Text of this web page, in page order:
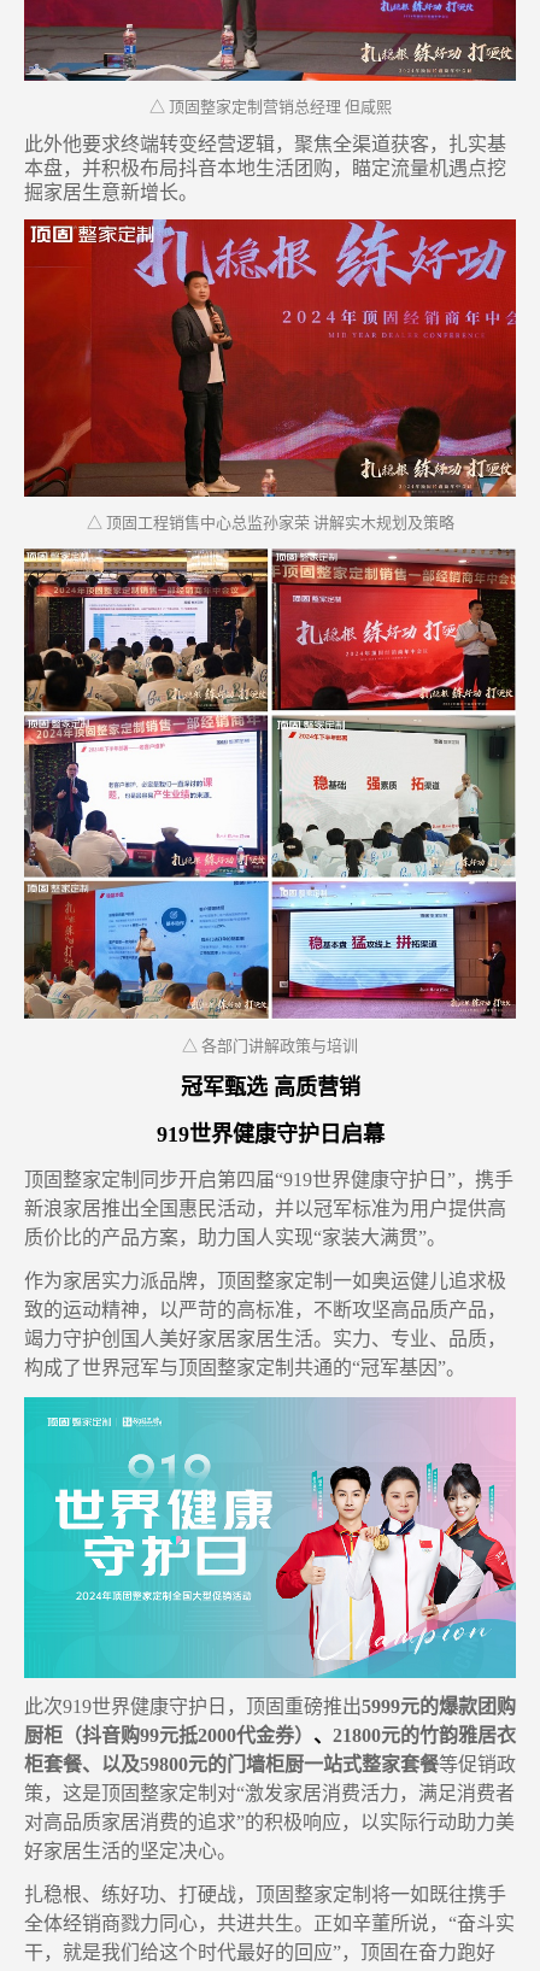
△ 顶固整家定制营销总经理 但咸熙
此外他要求终端转变经营逻辑，聚焦全渠道获客，扎实基
本盘，并积极布局抖音本地生活团购，瞄定流量机遇点挖
掘家居生意新增长。
△ 顶固工程销售中心总监孙家荣 讲解实木规划及策略
△ 各部门讲解政策与培训
冠军甄选 高质营销
919世界健康守护日启幕
顶固整家定制同步开启第四届“919世界健康守护日 ”， 携手
新浪家居推出全国惠民活动 ， 并以冠军标准为用户提供高
质价比的产品方案， 助力国人实现“家装大满贯”。
作为家居实力派品牌， 顶固整家定制 一如奥运健儿追求极
致的运动精神， 以严苛的高标准， 不断攻坚高品质产品 ，
竭力守护创 国人美好家居家居生活。实力、专业、品质，
构成了世界冠军与 顶固整家定制 共通的“冠军基因”。
此次919世界健康守护日 ， 顶固重磅推出5999元的爆款团购
厨柜 （抖音购99元抵2000代金券） 、 21800元的竹韵雅居衣
柜套餐、 以及59800元的门墙柜厨一站式整家套餐等促销政
策 ， 这是顶固整家定制 对“激发家居消费活力，满足消费者
对高品质家居消费的追求”的积极响应 ， 以实际行动助力美
好家居生活的坚定决心。
扎稳根、练好功、打硬战， 顶固整家定制 将一如既往携手
全体经销商戮力同心， 共进共生。正如辛董所说， “奋斗实
干，就是我们给这个时代最好的回应”， 顶固在奋力跑好